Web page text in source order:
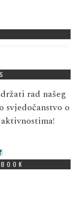
rad našeg
svjedočanstvo o